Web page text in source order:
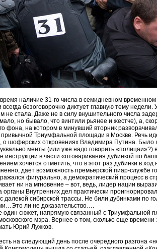
наличие 31-го числа в семидневном временном
всегда безоговорочно диктует главную тему недели.
не стала. Даже не в силу внушительного числа
но бывало, что винтили рьянее и жестче), а,
фона, на котором в минувший вторник
Триумфальной площади в Москве. Речь
о шоферских откровениях Владимира Путина.
менты (или уже надо говорить «полицаи»?)
инструкции в части «отоваривания дубинкой по
хочется отметить, что в этот раз дубинки в
дает возможность премьерской пиар-службе
фигурально, а демократический процесс в
ни на мгновение – вот, ведь, лидер нации
органы Внутренних дел практически
далекой сибирской трассы. Не били дубинками по
ли не доказательство….
один сюжет, напрямую связанный с Триумфальной
мэра. Вернее о том, сколько еще времени
Юрий Лужков.
на следующий день после очередного разгона